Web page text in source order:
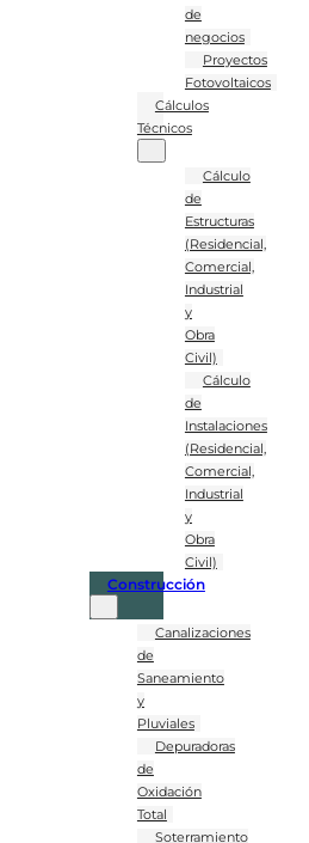
de
negocios
Proyectos
Fotovoltaicos
Cálculos
Técnicos
Cálculo
de
Estructuras
(Residencial,
Comercial,
Industrial
y
Obra
Civil)
Cálculo
de
Instalaciones
(Residencial,
Comercial,
Industrial
y
Obra
Civil)
Construcción
Canalizaciones
de
Saneamiento
y
Pluviales
Depuradoras
de
Oxidación
Total
Soterramiento